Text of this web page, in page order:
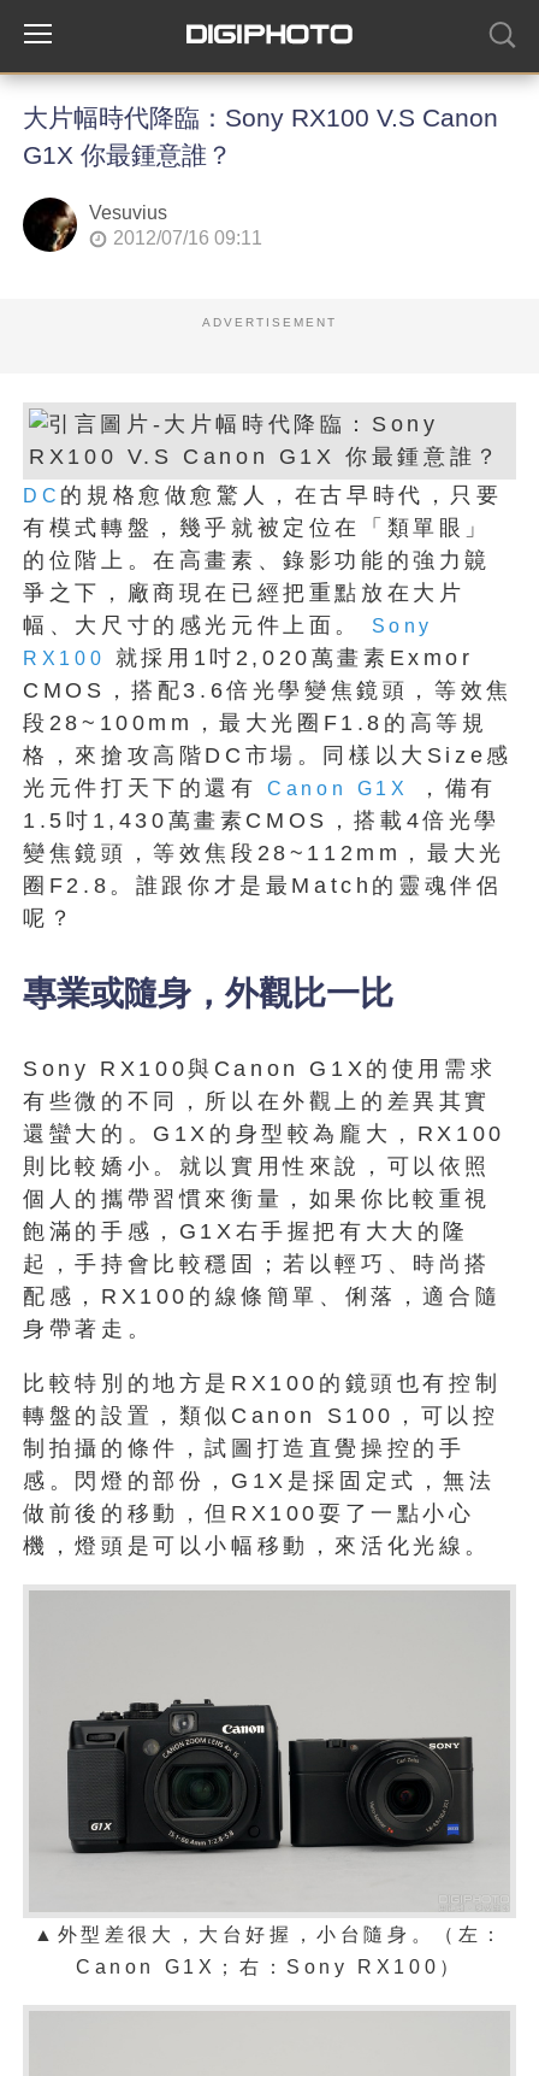
大片幅時代降臨：Sony RX100 V.S Canon
G1X 你最鍾意誰？
Vesuvius
2012/07/16 09:11
ADVERTISEMENT
DC 的規格愈做愈驚人，在古早時代，只要
有模式轉盤，幾乎就被定位在「類單眼」
的位階上。在高畫素、錄影功能的強力竸
爭之下，廠商現在已經把重點放在大片
幅、大尺寸的感光元件上面。
Sony
RX100
就採用1吋2,020萬畫素Exmor
CMOS，搭配3.6倍光學變焦鏡頭，等效焦
段28~100mm，最大光圈F1.8的高等規
格，來搶攻高階DC市場。同樣以大Size感
光元件打天下的還有Canon G1X
，備有
1.5吋1,430萬畫素CMOS，搭載4倍光學
變焦鏡頭，等效焦段28~112mm，最大光
圈F2.8。誰跟你才是最Match的靈魂伴侶
呢？
專業或隨身，外觀比一比
Sony RX100與Canon G1X的使用需求
有些微的不同，所以在外觀上的差異其實
還蠻大的。G1X的身型較為龐大，RX100
則比較嬌小。就以實用性來說，可以依照
個人的攜帶習慣來衡量，如果你比較重視
飽滿的手感，G1X右手握把有大大的隆
起，手持會比較穩固；若以輕巧、時尚搭
配感，RX100的線條簡單、俐落，適合隨
身帶著走。
比較特別的地方是RX100的鏡頭也有控制
轉盤的設置，類似Canon S100，可以控
制拍攝的條件，試圖打造直覺操控的手
感。閃燈的部份，G1X是採固定式，無法
做前後的移動，但RX100耍了一點小心
機，燈頭是可以小幅移動，來活化光線。
▲外型差很大，大台好握，小台隨身。（左：
Canon G1X；右：Sony RX100）